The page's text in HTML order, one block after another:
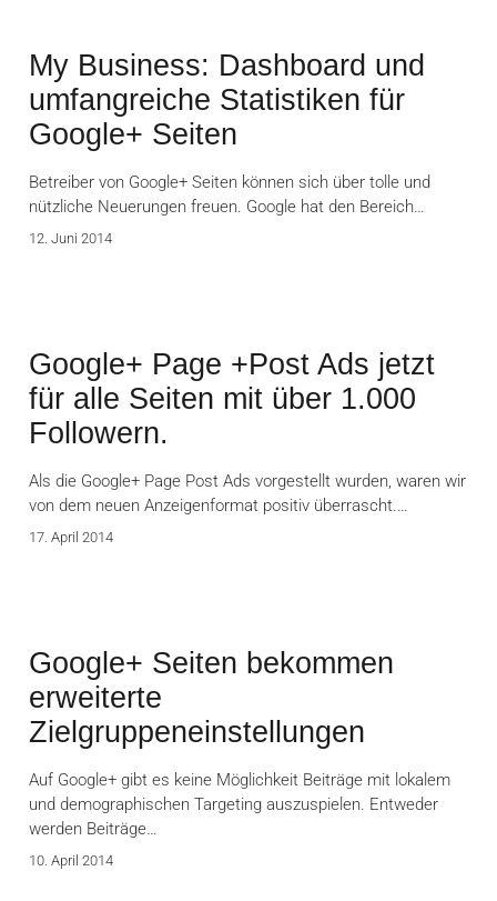
My Business: Dashboard und
umfangreiche Statistiken für
Google+ Seiten
Betreiber von Google+ Seiten können sich über tolle und
nützliche Neuerungen freuen. Google hat den Bereich…
12. Juni 2014
Google+ Page +Post Ads jetzt
für alle Seiten mit über 1.000
Followern.
Als die Google+ Page Post Ads vorgestellt wurden, waren wir
von dem neuen Anzeigenformat positiv überrascht.…
17. April 2014
Google+ Seiten bekommen
erweiterte
Zielgruppeneinstellungen
Auf Google+ gibt es keine Möglichkeit Beiträge mit lokalem
und demographischen Targeting auszuspielen. Entweder
werden Beiträge…
10. April 2014